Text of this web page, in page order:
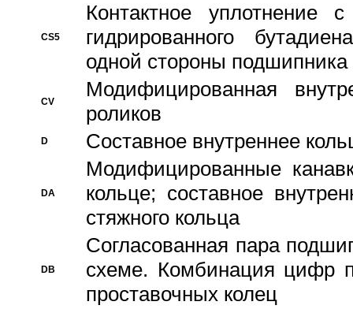
CS5
Контактное уплотнение
гидрированного
одной стороны подшипника
CV
Модифицированная
роликов
D Составное внутреннее
DA
Модифицированные
кольце; составное
стяжного кольца
DB
Согласованная пара
схеме. Комбинация цифр
проставочных колец